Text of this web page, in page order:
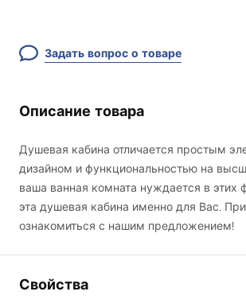
Задать вопрос о товаре
Описание товара
Душевая кабина отличается простым
дизайном и функциональностью на
ваша ванная комната нуждается в этих
эта душевая кабина именно для Вас.
ознакомиться с нашим предложением!
Свойства